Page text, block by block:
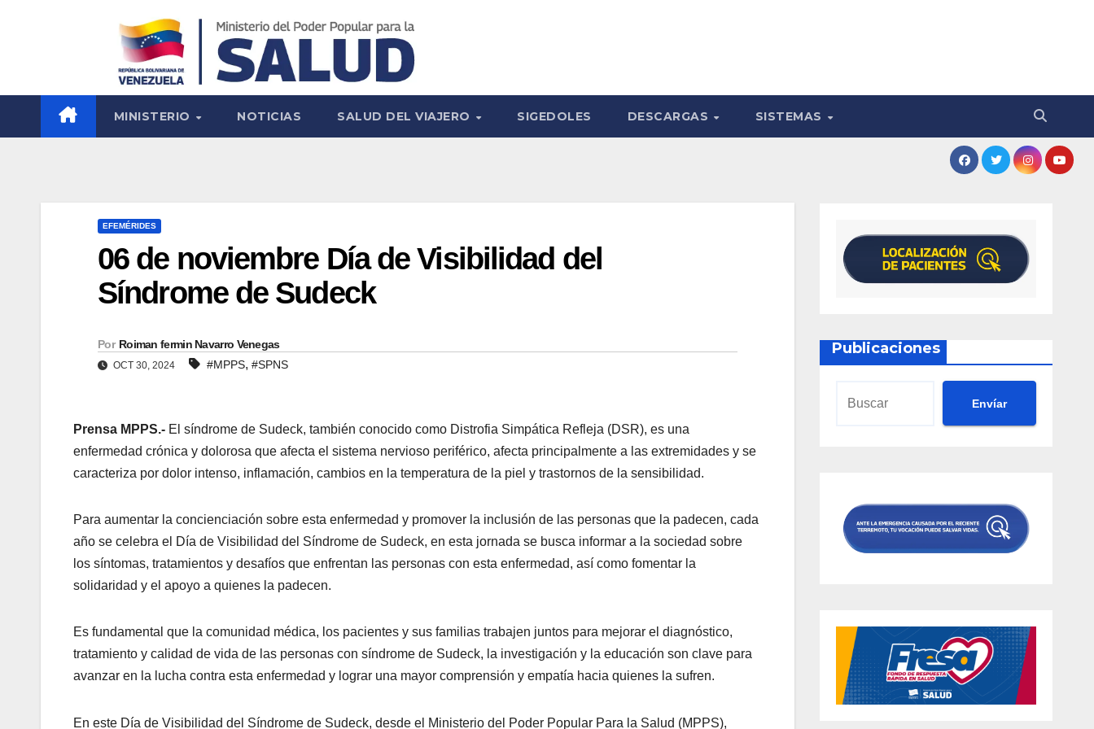
MINISTERIO NOTICIAS SALUD DEL VIAJERO SIGEDOLES DESCARGAS SISTEMAS
EFEMÉRIDES
06 de noviembre Día de Visibilidad del
Síndrome de Sudeck
Por Roiman fermin Navarro Venegas
OCT 30, 2024 #MPPS, #SPNS
Prensa MPPS.- El síndrome de Sudeck, también conocido como Distrofia Simpática Refleja (DSR), es una
enfermedad crónica y dolorosa que afecta el sistema nervioso periférico, afecta principalmente a las extremidades y se
caracteriza por dolor intenso, inflamación, cambios en la temperatura de la piel y trastornos de la sensibilidad.
Para aumentar la concienciación sobre esta enfermedad y promover la inclusión de las personas que la padecen, cada
año se celebra el Día de Visibilidad del Síndrome de Sudeck, en esta jornada se busca informar a la sociedad sobre
los síntomas, tratamientos y desafíos que enfrentan las personas con esta enfermedad, así como fomentar la
solidaridad y el apoyo a quienes la padecen.
Es fundamental que la comunidad médica, los pacientes y sus familias trabajen juntos para mejorar el diagnóstico,
tratamiento y calidad de vida de las personas con síndrome de Sudeck, la investigación y la educación son clave para
avanzar en la lucha contra esta enfermedad y lograr una mayor comprensión y empatía hacia quienes la sufren.
1st Choice Keto First ACV Gummies Review – Will It Work For You? [0wvzyx7n9]
En este Día de Visibilidad del Síndrome de Sudeck, desde el Ministerio del Poder Popular Para la Salud (MPPS),
Publicaciones
Envíar